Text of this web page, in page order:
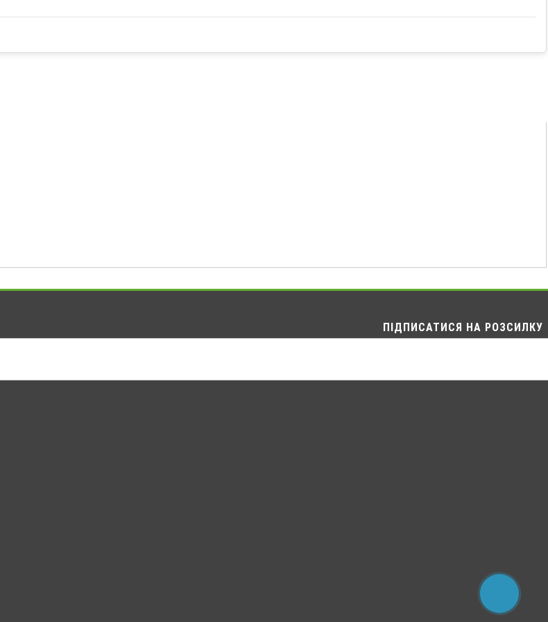
ПІДПИСАТИСЯ НА РОЗСИЛКУ